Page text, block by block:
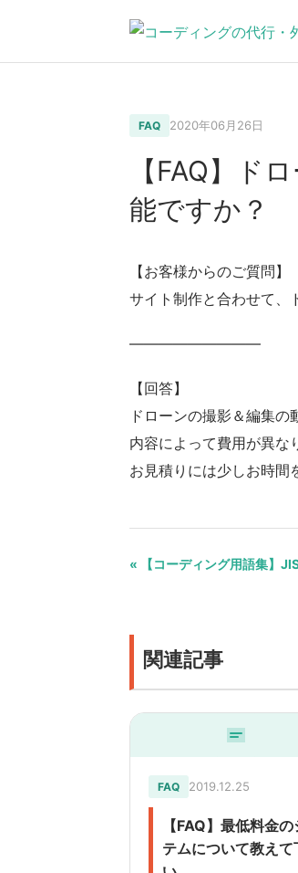
FAQ 2020年06月26日
【FAQ】ド
能ですか？
【お客様からのご質問】
サイト制作と合わせて、
—————————
【回答】
ドローンの撮影＆編集の
内容によって費用が異な
お見積りには少しお時間
« 【コーディング用語集】
関連記事
FAQ 2019.12.25
【FAQ】最低料金の
テムについて教えて